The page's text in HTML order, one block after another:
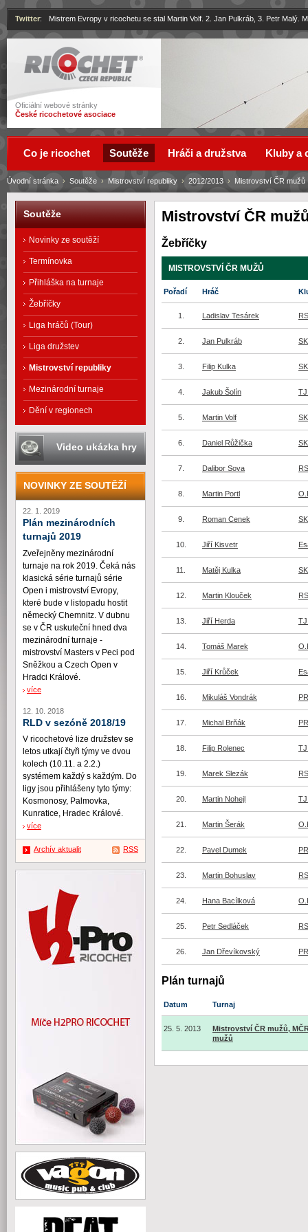
Ricochet
Oficiální webové stránky
České ricochetové asociace
Twitter: Mistrem Evropy v ricochetu se stal Martin Volf. 2. Jan Pulkráb, 3. Petr Malý.
Mistrovství ČR
Žebříčky
MISTROVSTVÍ ČR MUŽŮ
Pořadí Hráč
1. Ladislav Tesárek
2. Jan Pulkráb
3. Filip Kulka
4. Jakub Šolín
5. Martin Volf
6. Daniel Růžička
7. Dalibor Sova
8. Martin Portl
9. Roman Cenek
10. Jiří Kisvetr
11. Matěj Kulka
12. Martin Klouček
13. Jiří Herda
14. Tomáš Marek
15. Jiří Krůček
16. Mikuláš Vondrák
17. Michal Brňák
18. Filip Rolenec
19. Marek Slezák
20. Martin Nohejl
21. Martin Šerák
22. Pavel Dumek
23. Martin Bohuslav
24. Hana Bacílková
25. Petr Sedláček
26. Jan Dřevíkovský
Plán turnajů
Datum Turnaj
25. 5. 2013
Mistrovství ČR mužů,
mužů
Úvodní stránka › Soutěže › Mistrovství republiky › 2012/2013 › Mistrovství ČR mužů
Co je ricochet Soutěže Hráči a družstva Kluby a
Soutěže
Novinky ze soutěží
Termínovka
Přihláška na turnaje
Žebříčky
Liga hráčů (Tour)
Liga družstev
Mistrovství republiky
Mezinárodní turnaje
Dění v regionech
Video ukázka hry
NOVINKY ZE SOUTĚŽÍ
22. 1. 2019
Plán mezinárodních
turnajů 2019
Zveřejněny mezinárodní
turnaje na rok 2019. Čeká nás
klasická série turnajů série
Open i mistrovství Evropy,
které bude v listopadu hostit
německý Chemnitz. V dubnu
se v ČR uskuteční hned dva
mezinárodní turnaje -
mistrovství Masters v Peci pod
Sněžkou a Czech Open v
Hradci Králové.
více
12. 10. 2018
RLD v sezóně 2018/19
V ricochetové lize družstev se
letos utkají čtyři týmy ve dvou
kolech (10.11. a 2.2.)
systémem každý s každým. Do
ligy jsou přihlášeny tyto týmy:
Kosmonosy, Palmovka,
Kunratice, Hradec Králové.
více
Archív aktualit RSS